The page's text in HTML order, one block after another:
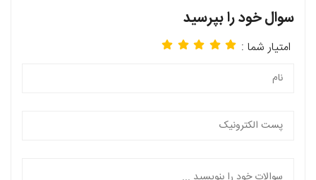
سوال خود را بپرسید
امتیار شما :